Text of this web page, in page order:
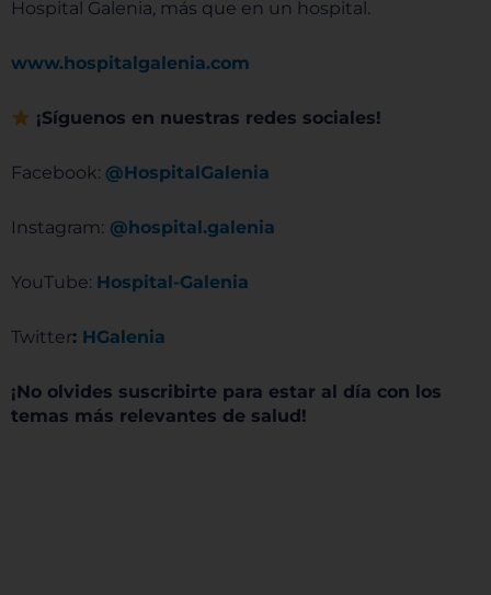
Hospital Galenia, más que en un hospital.
www.hospitalgalenia.com
¡Síguenos en nuestras redes sociales!
Facebook: @HospitalGalenia
Instagram: @hospital.galenia
YouTube: Hospital-Galenia
Twitter: HGalenia
¡No olvides suscribirte para estar al día con los
temas más relevantes de salud!